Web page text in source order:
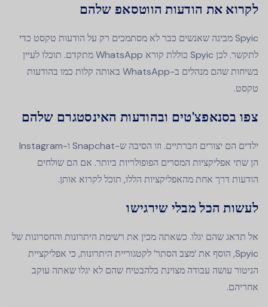
לקרוא את הודעות הווטסאפ שלהם
Spyic מבינה שאנשים כבר לא מסתמכים רק על הודעות טקסט כדי
לתקשר. לכן Spyic כוללת קורא WhatsApp מתקדם. תוכלו לעיין
בשיחות שהם מנהלים ב-WhatsApp באותה קלות כמו בהודעות
טקסט.
צפו בסנאפצ'טים ובהודעות האינסטגרם שלהם
ילדים הם יצורים חברתיים. וזו הסיבה ש-Snapchat ו-Instagram
הן שתי אפליקציות המסרים הפופולריות ביותר. אם הם שולחים
הודעות דרך אחת מהאפליקציות הללו, תוכל לקרוא אותן.
לעשות הכל מבלי שירגישו
אל תדאג שהם יגלו. כשאתה מכין את רשימת היתרונות והחסרונות של
Spyic, הוסף את ‘מצב הסתר’ לקטגוריית היתרונות, כי אפליקציית
הניטור עושה עבודה מצוינת בלהבטיח שהם לא יגלו שאתה עוקב
אחריהם.